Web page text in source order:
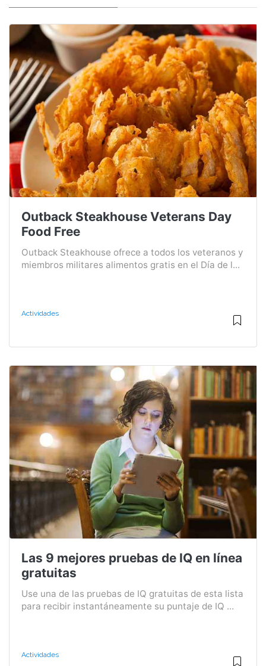
Outback Steakhouse Veterans Day
Food Free
Outback Steakhouse ofrece a todos los veteranos y
miembros militares alimentos gratis en el Día de l...
Actividades
Las 9 mejores pruebas de IQ en línea
gratuitas
Use una de las pruebas de IQ gratuitas de esta lista
para recibir instantáneamente su puntaje de IQ ...
Actividades